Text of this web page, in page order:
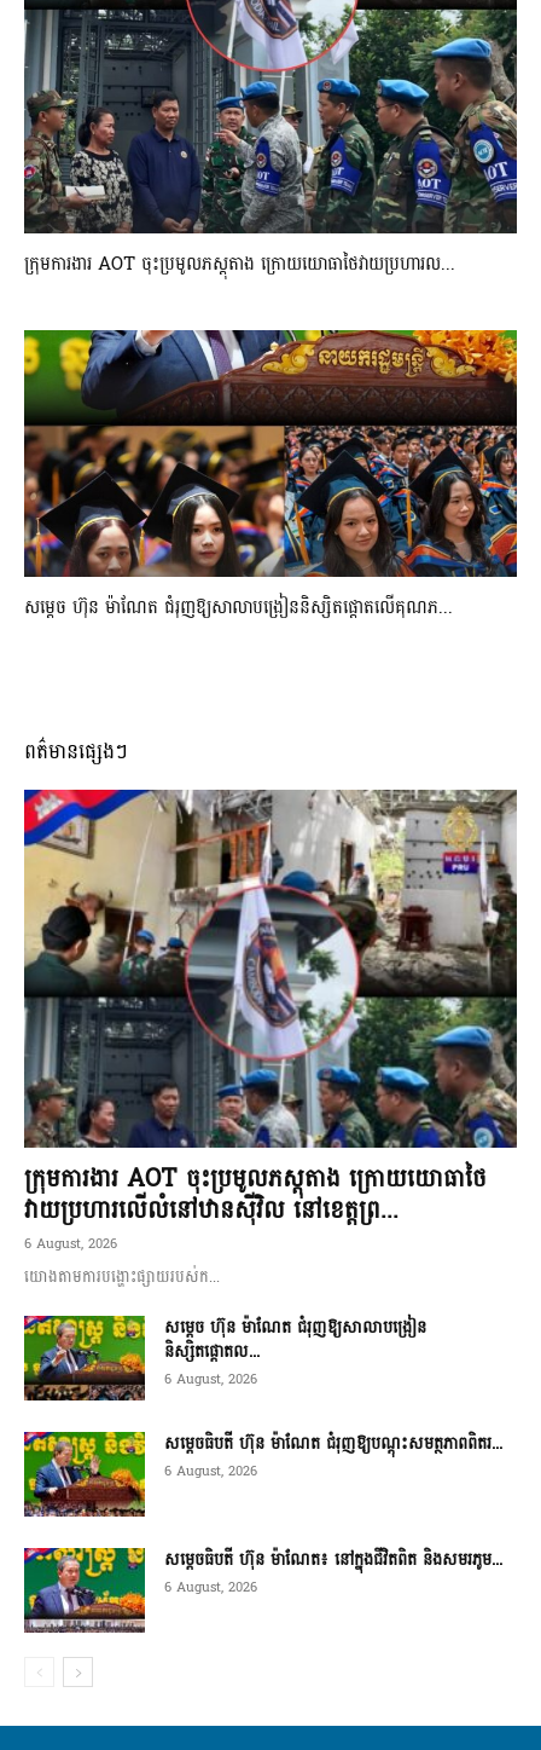
ក្រុមការងារ AOT ចុះប្រមូលភស្តុតាង ក្រោយយោធាថៃវាយប្រហារល...
សម្តេច ហ៊ុន ម៉ាណែត ជំរុញឱ្យសាលាបង្រៀននិស្សិតផ្តោតលើគុណភ...
ពត៌មានផ្សេងៗ
ក្រុមការងារ AOT ចុះប្រមូលភស្តុតាង ក្រោយយោធាថៃ
វាយប្រហារលើលំនៅឋានស៊ីវិល នៅខេត្តព្រ...
6 August, 2026
យោងតាមការបង្ហោះផ្សាយរបស់ក...
សម្តេច ហ៊ុន ម៉ាណែត ជំរុញឱ្យសាលាបង្រៀន
និស្សិតផ្តោតល...
6 August, 2026
សម្តេចធិបតី ហ៊ុន ម៉ាណែត ជំរុញឱ្យបណ្តុះសមត្ថភាពពិតរ...
6 August, 2026
សម្តេចធិបតី ហ៊ុន ម៉ាណែត៖ នៅក្នុងជីវិតពិត និងសមរភូម...
6 August, 2026